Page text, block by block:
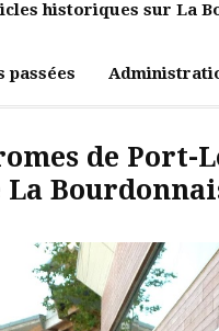
historiques sur La
passées
de Port-